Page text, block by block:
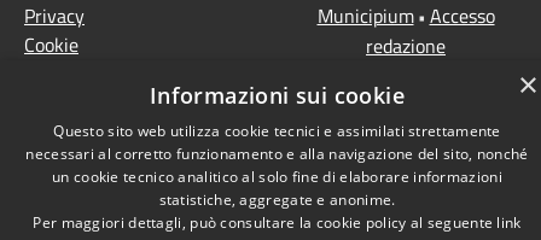
Privacy
Cookie
Municipium• Accesso
redazione
×
Informazioni sui cookie
Questo sito web utilizza cookie tecnici e assimilati strettamente
necessari al corretto funzionamento e alla navigazione del sito, nonché
un cookie tecnico analitico al solo fine di elaborare informazioni
statistiche, aggregate e anonime.
Per maggiori dettagli, può consultare la cookie policy al seguente link